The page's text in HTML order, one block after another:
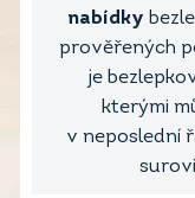
nabídky
prověřených
je
kterými
v neposlední